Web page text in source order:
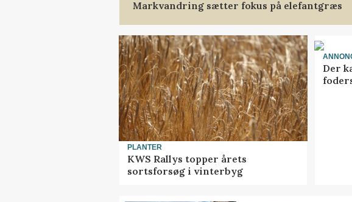
Markvandring sætter fokus på elefantgræs
PLANTER
KWS Rallys topper årets
sortsforsøg i vinterbyg
Der